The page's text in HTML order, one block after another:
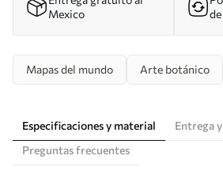
Mexico
Mapas del mundo Arte botánico
Especificaciones y material
Entrega
Preguntas frecuentes